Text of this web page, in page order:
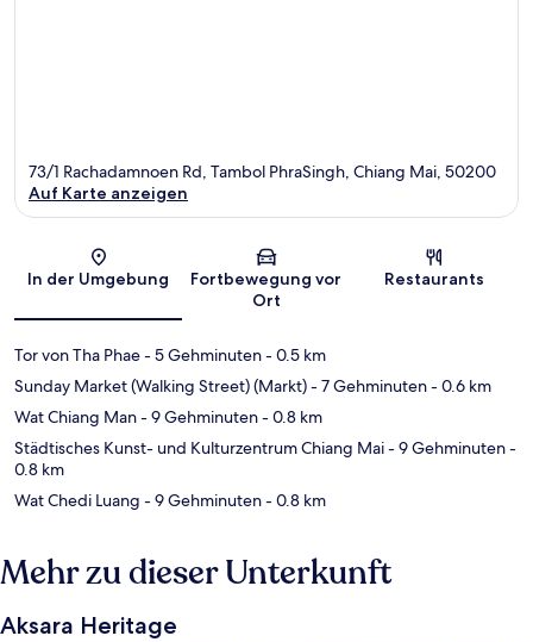
Karte
73/1 Rachadamnoen Rd, Tambol PhraSingh, Chiang Mai, 50200
Auf Karte anzeigen
In der Umgebung
Fortbewegung vor
Ort
Restaurants
Tor von Tha Phae- 5 Gehminuten- 0.5 km
Sunday Market (Walking Street) (Markt)- 7 Gehminuten- 0.6 km
Wat Chiang Man- 9 Gehminuten- 0.8 km
Städtisches Kunst- und Kulturzentrum Chiang Mai- 9 Gehminuten-
0.8 km
Wat Chedi Luang - 9 Gehminuten- 0.8 km
Mehr zu dieser Unterkunft
Aksara Heritage